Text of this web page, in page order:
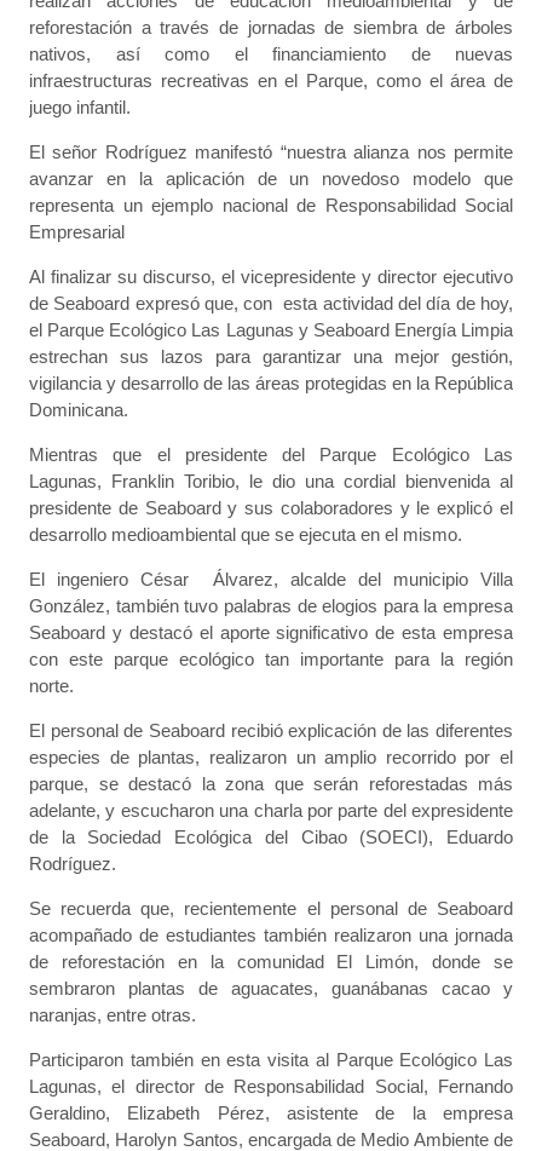
reforestación a través de jornadas de siembra de árboles
nativos, así como el financiamiento de nuevas
infraestructuras recreativas en el Parque, como el área de
juego infantil.
El señor Rodríguez manifestó “nuestra alianza nos permite
avanzar en la aplicación de un novedoso modelo que
representa un ejemplo nacional de Responsabilidad Social
Empresarial
Al finalizar su discurso, el vicepresidente y director ejecutivo
de Seaboard expresó que, con esta actividad del día de hoy,
el Parque Ecológico Las Lagunas y Seaboard Energía Limpia
estrechan sus lazos para garantizar una mejor gestión,
vigilancia y desarrollo de las áreas protegidas en la República
Dominicana.
Mientras que el presidente del Parque Ecológico Las
Lagunas, Franklin Toribio, le dio una cordial bienvenida al
presidente de Seaboard y sus colaboradores y le explicó el
desarrollo medioambiental que se ejecuta en el mismo.
El ingeniero César Álvarez, alcalde del municipio Villa
González, también tuvo palabras de elogios para la empresa
Seaboard y destacó el aporte significativo de esta empresa
con este parque ecológico tan importante para la región
norte.
El personal de Seaboard recibió explicación de las diferentes
especies de plantas, realizaron un amplio recorrido por el
parque, se destacó la zona que serán reforestadas más
adelante, y escucharon una charla por parte del expresidente
de la Sociedad Ecológica del Cibao (SOECI), Eduardo
Rodríguez.
Se recuerda que, recientemente el personal de Seaboard
acompañado de estudiantes también realizaron una jornada
de reforestación en la comunidad El Limón, donde se
sembraron plantas de aguacates, guanábanas cacao y
naranjas, entre otras.
Participaron también en esta visita al Parque Ecológico Las
Lagunas, el director de Responsabilidad Social, Fernando
Geraldino, Elizabeth Pérez, asistente de la empresa
Seaboard, Harolyn Santos, encargada de Medio Ambiente de